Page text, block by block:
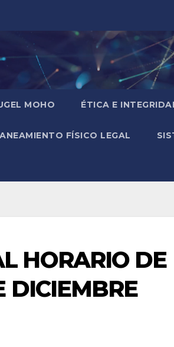
MOHO ÉTICA E
FÍSICO LEGAL
HORARIO DE
DICIEMBRE